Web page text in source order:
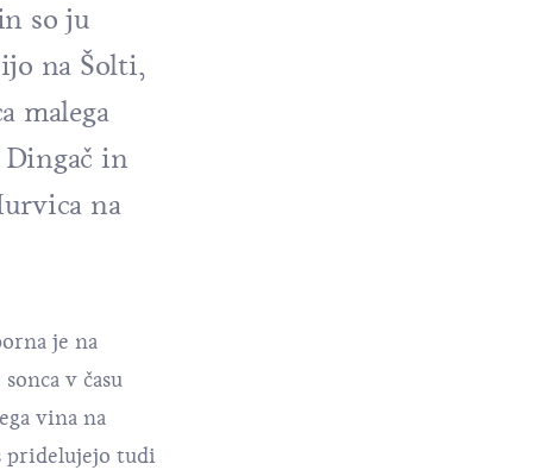
so ju
na Šolti,
malega
in
na
je na
v času
vina na
pridelujejo tudi